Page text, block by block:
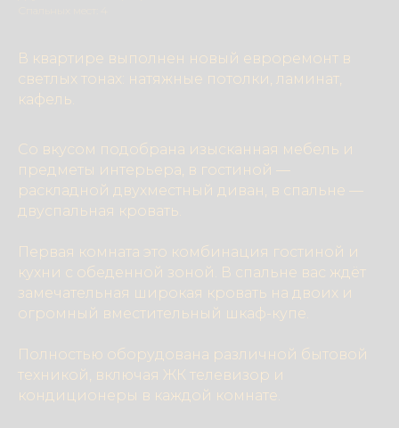
В квартире выполнен новый евроремонт в
светлых тонах: натяжные потолки, ламинат,
кафель.
Со вкусом подобрана изысканная мебель и
предметы интерьера, в гостиной —
раскладной двухместный диван, в спальне —
двуспальная кровать.
Первая комната это комбинация гостиной и
кухни с обеденной зоной. В спальне вас ждёт
замечательная широкая кровать на двоих и
огромный вместительный шкаф-купе.
Полностью оборудована различной бытовой
техникой, включая ЖК телевизор и
кондиционеры в каждой комнате.